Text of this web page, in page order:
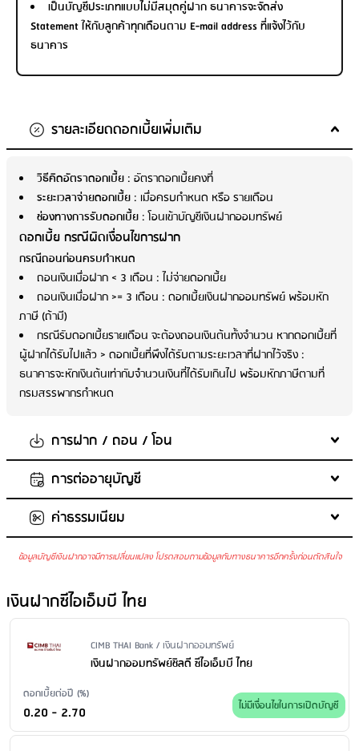
เป็นบัญชีประเภทแบบไม่มีสมุดคู่ฝาก ธนาคารจะจัดส่ง
Statement ให้กับลูกค้าทุกเดือนตาม E-mail address ที่แจ้งไว้กับ
ธนาคาร
รายละเอียดดอกเบี้ยเพิ่มเติม
วิธีคิดอัตราดอกเบี้ย : อัตราดอกเบี้ยคงที่
ระยะเวลาจ่ายดอกเบี้ย : เมื่อครบกำหนด หรือ รายเดือน
ช่องทางการรับดอกเบี้ย : โอนเข้าบัญชีเงินฝากออมทรัพย์
ดอกเบี้ย กรณีผิดเงื่อนไขการฝาก
กรณีถอนก่อนครบกำหนด
ถอนเงินเมื่อฝาก < 3 เดือน : ไม่จ่ายดอกเบี้ย
ถอนเงินเมื่อฝาก >= 3 เดือน : ดอกเบี้ยเงินฝากออมทรัพย์ พร้อมหัก
ภาษี (ถ้ามี)
กรณีรับดอกเบี้ยรายเดือน จะต้องถอนเงินต้นทั้งจำนวน หากดอกเบี้ยที่
ผู้ฝากได้รับไปแล้ว > ดอกเบี้ยที่พึงได้รับตามระยะเวลาที่ฝากไว้จริง :
ธนาคารจะหักเงินต้นเท่ากับจำนวนเงินที่ได้รับเกินไป พร้อมหักภาษีตามที่
กรมสรรพากรกำหนด
การฝาก / ถอน / โอน
จำนวนเงินในการฝากขั้นต่ำต่อครั้ง
จำนวนเงินในการฝากสูงสุด
ฝากเพิ่มในบัญชีเดิม
ถอนเงินก่อนครบกำหนด
: ไม่ได้
ฝากตั้งแต่ 3 เดือนขึ้นไปนับจากวันที่ฝาก แต่ไม่ครบกำหนดตามระยะ
เวลาฝาก ธนาคารจ่ายดอกเบี้ยที่อัตราเงินฝากออมทรัพย์ ประเภทบุคคลธร
รมด (ช่อง1) ของจำนวนเงินที่ถอน (ทั้งกรณีถอนบางส่วนและถอนทั้ง
จำนวน) โดยหักภาษี ณ ที่จ่าย ตามเงื่อนไขที่กรมสรรพากรกำหนด โดยมี
ผลตั้งแต่วันที่ 1 สิงหาคม 2559 เป็นต้นไป สำหรับยอดเงินฝากที่คงเหลือ
ของรายการที่ถอนบางส่วนธนาคารจะจ่ายดอกเบี้ยในอัตราดอกเบี้ยตาม
ประกาศ ณ วันที่ฝาก โดยจะไม่นำไปรวมเป็นวงเงินฝากรวมกับรายการฝา
กอื่นๆ
การถอนเงินในกรณีรับดอกเบี้ยรายงวด จะต้องถอนทั้งจำนวน ห้าม
ถอนเพียงบางส่วน
การต่ออายุบัญชี
หากผู้ฝากไม่มาถอนหรือไม่มีคำสั่งอย่างอื่นหรือไม่สามารถติดต่อผู้ฝากได้
ธนาคารจะต่ออายุเงินฝากเท่าระยะเวลาการฝากเดิม หรือใกล้เคียง โดยถือ
ดอกเบี้ยและเงื่อนไขการฝากตามประกาศของธนาคารในขณะนั้น หรือ โอน
ทั้งเงินต้นพร้อมดอกเบี้ยที่หักภาษี ณ ที่จ่ายเข้าบัญชีออมทรัพย์ที่ลูกค้าแจ้ง
ไว้พร้อมกับการเปิดบัญชี
ค่าธรรมเนียม
ค่ารักษาบัญชี
: ไม่มีการเรียกเก็บค่ารักษาบัญชี
ค่าบริการแจ้งยอดเงินและความเคลื่อนไหวของบัญชีผ่าน SMS
บริการรายเดือน : 20 บาท/บัญชี ค่าบริการรายปี : 240 บาท/บัญชี
ค่าธรรมเนียมออกสมุดคู่ฝากใหม่: ไม่มีค่าธรรมเนียม
ค่าธรรมเนียมขอใบแสดงรายการเคลื่อนไหวทางบัญชีเงินฝาก ผ่าน
: ไม่มีค่าธรรมเนียม
ค่าธรรมเนียมปิดบัญชี
ข้อมูลบัญชีเงินฝากอาจมีการเปลี่ยนแปลง โปรดสอบถามข้อมูลกับทางธนาคารอีกครั้งก่อนตัดสินใจ
เงินฝากซีไอเอ็มบี ไทย
Issuer Name / Financial Product Type
CIMB THAI Bank / เงินฝากออมทรัพย์
เงินฝากออมทรัพย์ชิลดี ซีไอเอ็มบี ไทย
ดอกเบี้ยต่อปี (%)
0.20 - 2.70 ไม่มีเงื่อนไขในการเปิดบัญชี